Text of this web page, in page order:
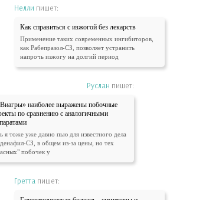
Нелли пишет:
Как справиться с изжогой без лекарств
Применение таких современных ингибиторов,
как Рабепразол-СЗ, позволяет устранить
напрочь изжогу на долгий период
Руслан пишет:
наиболее выражены побочные
по сравнению с аналогичными
я тоже уже давно пью для известного дела
СЗ, в общем из-за цены, но тех
побочек у
Гретта пишет: